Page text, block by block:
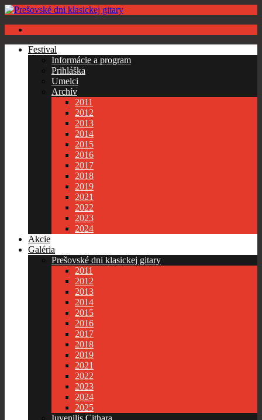
Festival
Informácie a program
Prihláška
Umelci
Archív
2011
2012
2013
2014
2015
2016
2017
2018
2019
2021
2022
2023
2024
Akcie
Galéria
Prešovské dni klasickej gitary
2011
2012
2013
2014
2015
2016
2017
2018
2019
2021
2022
2023
2024
2025
Iuvenilis Cithara